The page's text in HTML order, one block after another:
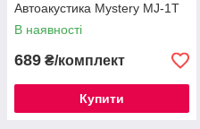
Автоакустика Mystery MJ-1T
В наявності
689 ₴/комплект
Купити